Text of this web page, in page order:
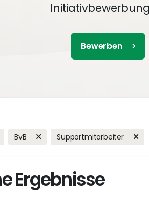
Bewerben
BvB Supportmitarbeiter
Ergebnisse